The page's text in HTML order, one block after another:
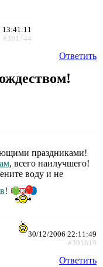
13:41:11
#391744
Ответить
праздниками!
, всего наилучшего!
воду и не
!
30/12/2006 22:11:49
#391819
Ответить